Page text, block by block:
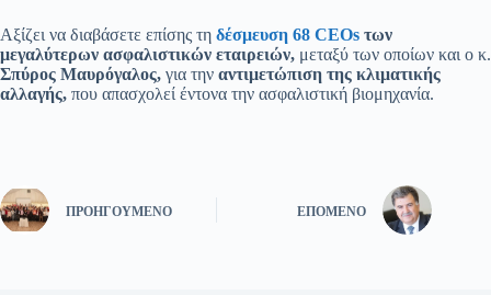
Αξίζει να διαβάσετε επίσης τη δέσμευση 68 CEOs των
μεγαλύτερων ασφαλιστικών εταιρειών, μεταξύ των οποίων και ο κ.
Σπύρος Μαυρόγαλος, για την αντιμετώπιση της κλιματικής
αλλαγής, που απασχολεί έντονα την ασφαλιστική βιομηχανία.
ΠΡΟΗΓΟΎΜΕΝΟ ΕΠΌΜΕΝΟ